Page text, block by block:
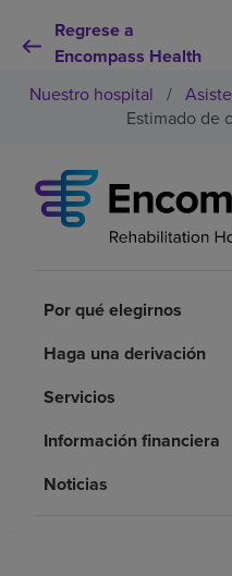
Regrese a
Encompass Health
Por qué debe elegirnos
Pacientes y cuidadores
Acerca de nosotros
Nuestro hospital /
Estimado de
Por qué elegirnos
Haga una derivación
Servicios
Información financiera
Noticias